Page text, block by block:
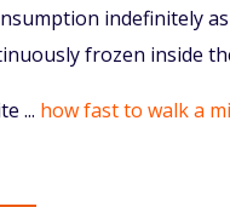
indefinitely
frozen inside
... how fast to walk a